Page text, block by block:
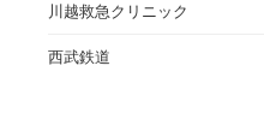
川越救急クリニック
西武鉄道